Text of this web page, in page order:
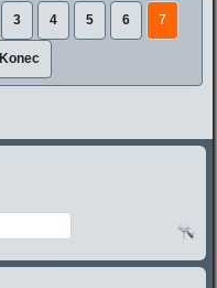
3 4 5 6 7
Konec